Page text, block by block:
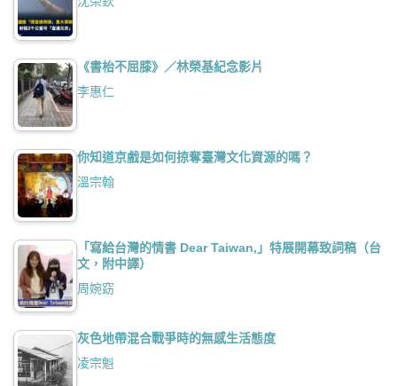
《書枱不屈膝》／林榮基紀念影片
李惠仁
你知道京戲是如何掠奪臺灣文化資源的嗎？
溫宗翰
「寫給台灣的情書 Dear Taiwan,」特展開幕致詞稿（台
文，附中譯）
周婉窈
灰色地帶混合戰爭時的無感生活態度
凌宗魁